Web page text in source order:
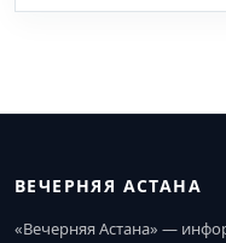
ВЕЧЕРНЯЯ АСТАНА
«Вечерняя Астана» —